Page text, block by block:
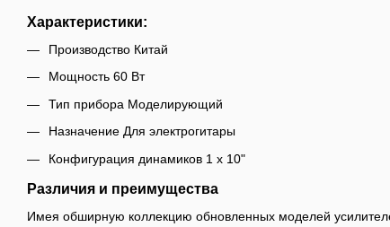
Характеристики:
Производство Китай
Мощность 60 Вт
Тип прибора Моделирующий
Назначение Для электрогитары
Конфигурация динамиков 1 x 10"
Различия и преимущества
Имея обширную коллекцию обновленных моделей